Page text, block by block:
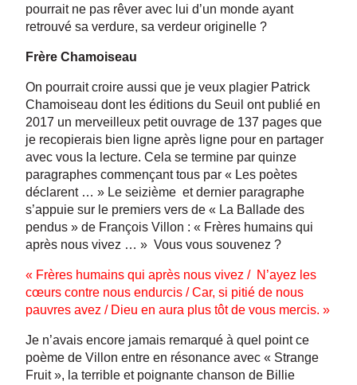
pourrait ne pas rêver avec lui d’un monde ayant
retrouvé sa verdure, sa verdeur originelle ?
Frère Chamoiseau
On pourrait croire aussi que je veux plagier Patrick
Chamoiseau dont les éditions du Seuil ont publié en
2017 un merveilleux petit ouvrage de 137 pages que
je recopierais bien ligne après ligne pour en partager
avec vous la lecture. Cela se termine par quinze
paragraphes commençant tous par « Les poètes
déclarent … » Le seizième et dernier paragraphe
s’appuie sur le premiers vers de « La Ballade des
pendus » de François Villon : « Frères humains qui
après nous vivez … » Vous vous souvenez ?
« Frères humains qui après nous vivez / N’ayez les
cœurs contre nous endurcis / Car, si pitié de nous
pauvres avez / Dieu en aura plus tôt de vous mercis. »
Je n’avais encore jamais remarqué à quel point ce
poème de Villon entre en résonance avec « Strange
Fruit », la terrible et poignante chanson de Billie